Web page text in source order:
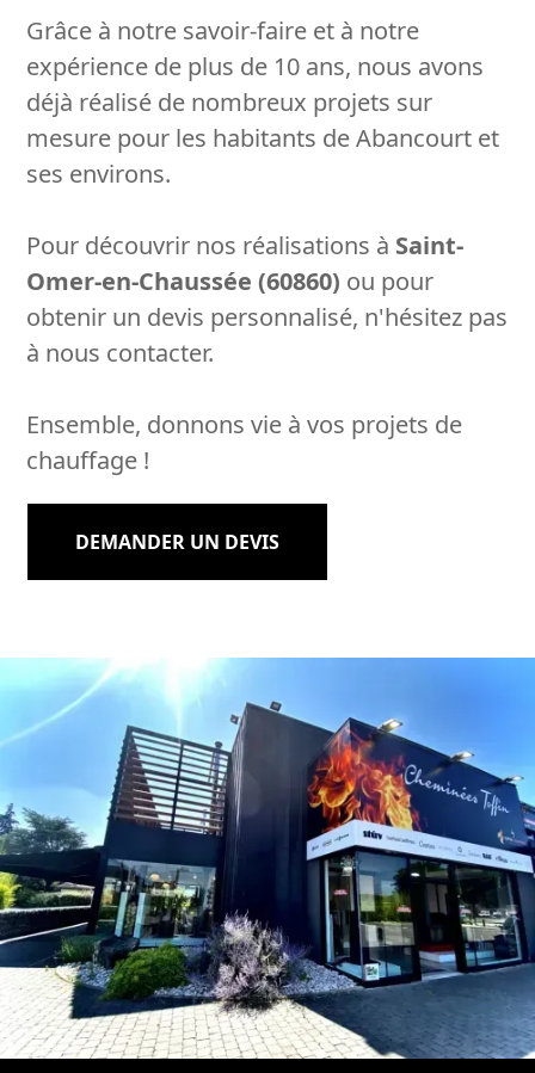
Grâce à notre savoir-faire et à notre
expérience de plus de 10 ans, nous avons
déjà réalisé de nombreux projets sur
mesure pour les habitants de Abancourt et
ses environs.
Pour découvrir nos réalisations à Saint-
Omer-en-Chaussée (60860) ou pour
obtenir un devis personnalisé, n'hésitez pas
à nous contacter.
Ensemble, donnons vie à vos projets de
chauffage !
DEMANDER UN DEVIS